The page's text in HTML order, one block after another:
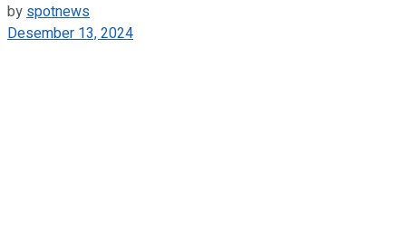
byspotnews
Desember 13, 2024